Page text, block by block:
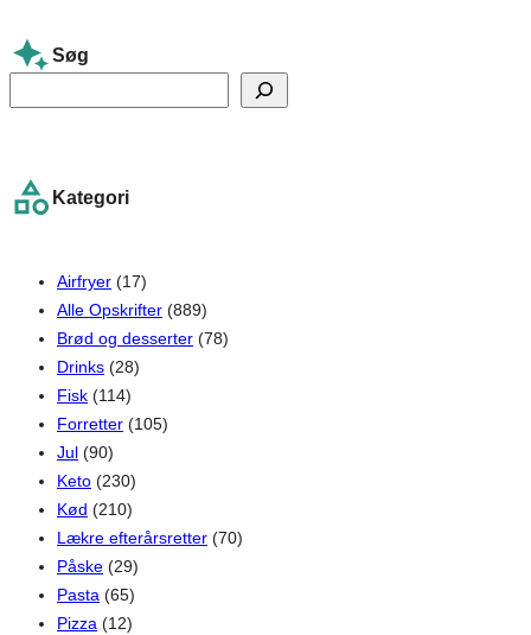
Søg
e
c
Kategori
Airfryer (17)
Alle Opskrifter (889)
Brød og desserter (78)
Drinks (28)
Fisk (114)
Forretter (105)
Jul (90)
Keto (230)
Kød (210)
Lækre efterårsretter (70)
Påske (29)
Pasta (65)
Pizza (12)